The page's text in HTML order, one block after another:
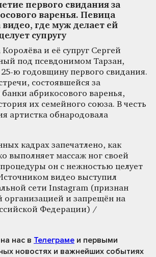
первого свидания за
варенья. Певица
видео, где муж делает ей
супругу
и её супруг Сергей
под псевдонимом Тарзан,
ю годовщину первого свидания.
состоявшейся за
абрикосового варенья,
их семейного союза. В честь
артистка обнародовала
кадрах запечатлено, как
выполняет массаж ног своей
он с нежностью целует
видео выступил
сети Instagram (признан
организацией и запрещён на
Федерации) /
нас в Телеграме и первыми
новостях и важнейших событиях